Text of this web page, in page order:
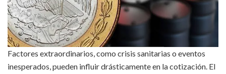
Factores extraordinarios, como crisis sanitarias o eventos
inesperados, pueden influir drásticamente en la cotización. El